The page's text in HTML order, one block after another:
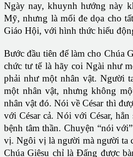
Ngày nay, khuynh hướng này
Mỹ, nhưng là mối đe dọa cho
Giáo Hội, với hình thức hiếu
Bước đầu tiên để làm cho Chúa
chức tư tế là hãy coi Ngài như
phải như một nhân vật. Người
một nhân vật, nhưng không
nhân vật đó. Nói về César thì
với César cả. Nói với César,
bệnh tâm thần. Chuyện “nói
vị. Ngôi vị là người mà người ta
Chúa Giêsu chỉ là Đấng được